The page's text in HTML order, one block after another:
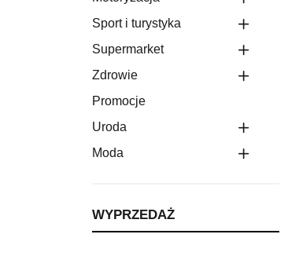
Sport i turystyka
Supermarket
Zdrowie
Promocje
Uroda
Moda
WYPRZEDAŻ